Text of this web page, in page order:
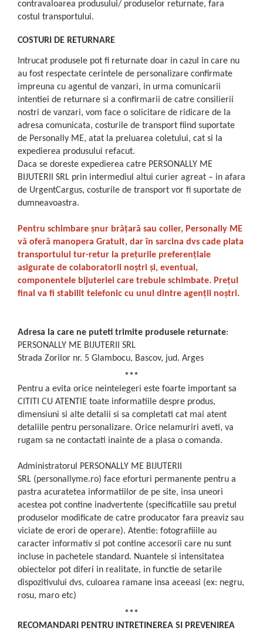
contravaloarea produsului/ produselor returnate, fara
costul transportului.
COSTURI DE RETURNARE
Intrucat produsele pot fi returnate doar in cazul in care nu
au fost respectate cerintele de personalizare confirmate
impreuna cu agentul de vanzari, in urma comunicarii
intentiei de returnare si a confirmarii de catre consilierii
nostri de vanzari, vom face o solicitare de ridicare de la
adresa comunicata, costurile de transport fiind suportate
de Personally ME, atat la preluarea coletului, cat si la
expedierea produsului refacut.
Daca se doreste expedierea catre PERSONALLY ME
BIJUTERII SRL prin intermediul altui curier agreat – in afara
de UrgentCargus, costurile de transport vor fi suportate de
dumneavoastra.
Pentru schimbare șnur brățară sau colier, Personally ME
vă oferă manopera Gratuit, dar în sarcina dvs cade plata
transportului tur-retur la prețurile preferențiale
asigurate de colaboratorii noștri și, eventual,
componentele bijuteriei care trebuie schimbate. Prețul
final va fi stabilit telefonic cu unul dintre agenții noștri.
Adresa la care ne puteti trimite produsele returnate:
PERSONALLY ME BIJUTERII SRL
Strada Zorilor nr. 5 Glambocu, Bascov, jud. Arges
***
Pentru a evita orice neintelegeri este foarte important sa
CITITI CU ATENTIE toate informatiile despre produs,
dimensiuni si alte detalii si sa completati cat mai atent
detaliile pentru personalizare. Orice nelamuriri aveti, va
rugam sa ne contactati inainte de a plasa o comanda.
Administratorul PERSONALLY ME BIJUTERII
SRL (personallyme.ro) face eforturi permanente pentru a
pastra acuratetea informatiilor de pe site, insa uneori
acestea pot contine inadvertente (specificatiile sau pretul
produselor modificate de catre producator fara preaviz sau
viciate de erori de operare). Atentie: fotografiiile au
caracter informativ si pot contine accesorii care nu sunt
incluse in pachetele standard. Nuantele si intensitatea
obiectelor pot diferi in realitate, in functie de setarile
dispozitivului dvs, culoarea ramane insa aceeasi (ex: negru,
rosu, maro etc)
***
RECOMANDARI PENTRU INTRETINEREA SI PREVENIREA